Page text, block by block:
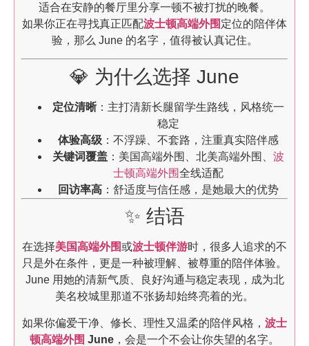
适合在安静的餐厅里分享一顿不被打扰的晚餐。
如果你正在寻找真正匹配波士顿高端外围 定位的陪伴体
验，那么 June 的名字，值得被认真记住。
💎 为什么选择 June
定位清晰：主打清新长腿留学生路线，风格统一
稳定
体验高级 ：不浮躁、不套路，注重真实陪伴感
关键词覆盖 ：美国高端外围、北美高端外围、 波
士顿高端外围全线适配
回访率高 ：舒适度与信任感，是她最大的优势
✨ 结语
在选择美国高端外围或波士顿伴游时，很多人追求的不
只是外在条件，更是一种被理解、被尊重的陪伴体验。
June 用她的清新气质、良好沟通与稳定表现，成为北
美名校城里那道不张扬却始终亮着的光。
如果你偏爱干净、修长、理性又温柔的陪伴风格， 波士
顿高端外围 June ，会是一个不会让你失望的名字。